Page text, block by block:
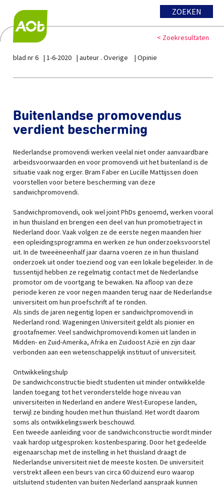
ZOEKEN
< Zoekresultaten
blad nr 6 1-6-2020 auteur . Overige Opinie
Buitenlandse promovendus
verdient bescherming
Nederlandse promovendi werken veelal niet onder aanvaardbare
arbeidsvoorwaarden en voor promovendi uit het buitenland is de
situatie vaak nog erger. Bram Faber en Lucille Mattijssen doen
voorstellen voor betere bescherming van deze
sandwichpromovendi.
Sandwichpromovendi, ook wel joint PhDs genoemd, werken vooral
in hun thuisland en brengen een deel van hun promotietraject in
Nederland door. Vaak volgen ze de eerste negen maanden hier
een opleidingsprogramma en werken ze hun onderzoeksvoorstel
uit. In de tweeëneenhalf jaar daarna voeren ze in hun thuisland
onderzoek uit onder toeziend oog van een lokale begeleider. In de
tussentijd hebben ze regelmatig contact met de Nederlandse
promotor om de voortgang te bewaken. Na afloop van deze
periode keren ze voor negen maanden terug naar de Nederlandse
universiteit om hun proefschrift af te ronden.
Als sinds de jaren negentig lopen er sandwichpromovendi in
Nederland rond. Wageningen Universiteit geldt als pionier en
grootafnemer. Veel sandwichpromovendi komen uit landen in
Midden- en Zuid-Amerika, Afrika en Zuidoost Azië en zijn daar
verbonden aan een wetenschappelijk instituut of universiteit.
Ontwikkelingshulp
De sandwichconstructie biedt studenten uit minder ontwikkelde
landen toegang tot het veronderstelde hoge niveau van
universiteiten in Nederland en andere West-Europese landen,
terwijl ze binding houden met hun thuisland. Het wordt daarom
soms als ontwikkelingswerk beschouwd.
Een tweede aanleiding voor de sandwichconstructie wordt minder
vaak hardop uitgesproken: kostenbesparing. Door het gedeelde
eigenaarschap met de instelling in het thuisland draagt de
Nederlandse universiteit niet de meeste kosten. De universiteit
verstrekt alleen een beurs van circa 60 duizend euro waarop
uitsluitend studenten van buiten Nederland aanspraak kunnen